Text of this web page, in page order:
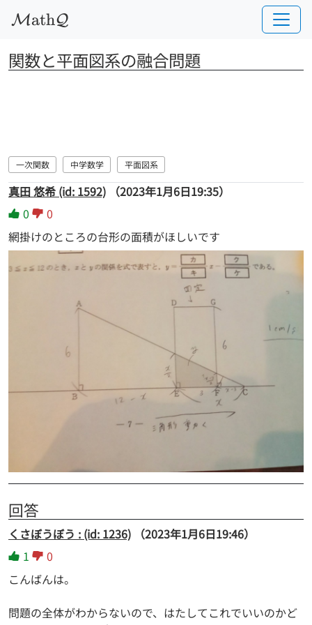
MathQ
関数と平面図系の融合問題
一次関数 中学数学 平面図系
真田 悠希 (id: 1592)
（2023年1月6日19:35）
0
0
網掛けのところの台形の面積がほしいです
回答
くさぼうぼう : (id: 1236)
（2023年1月6日19:46）
1
0
こんばんは。
問題の全体がわからないので、はたしてこれでいいのかど